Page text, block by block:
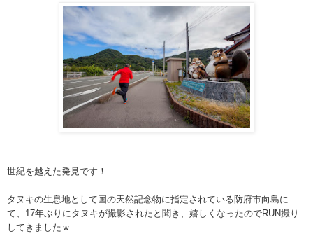
世紀を越えた発見です！
タヌキの生息地として国の天然記念物に指定されている防府市向島に
て、17年ぶりにタヌキが撮影されたと聞き、 嬉しくなったのでRUN撮り
してきましたｗ